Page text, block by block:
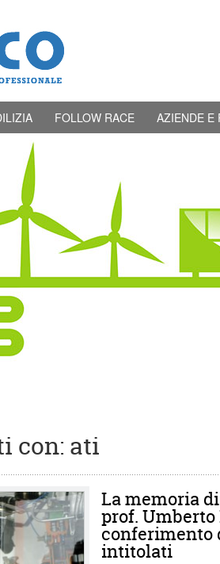
FOLLOW RACE AZIENDE E
con: ati
La memoria
prof. Umberto
conferimento
intitolati